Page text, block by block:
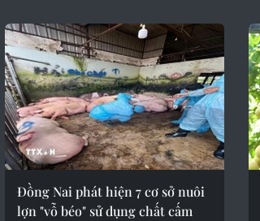
Đồng Nai phát hiện 7 cơ sở nuôi
lợn "vỗ béo" sử dụng chất cấm